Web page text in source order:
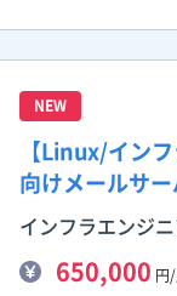
NEW
【Linux/イン
向けメールサ
インフラエンジニ
650,000 円/